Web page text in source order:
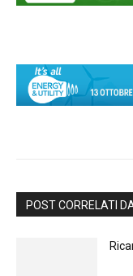
POST CORRELATI